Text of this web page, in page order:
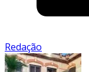
Redação